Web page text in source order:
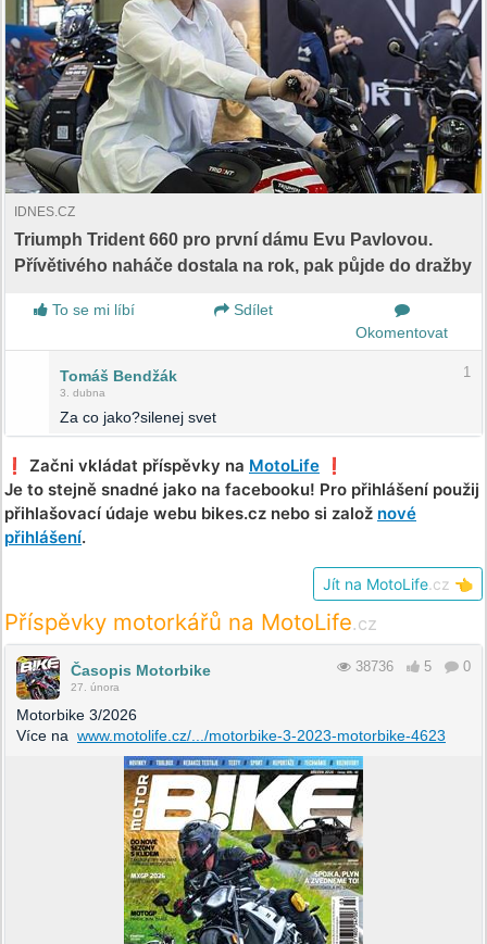
IDNES.CZ
Triumph Trident 660 pro první dámu Evu Pavlovou.
Přívětivého naháče dostala na rok, pak půjde do dražby
To se mi líbí
Sdílet
Okomentovat
Tomáš Bendžák
3. dubna
1
Za co jako?silenej svet
❗️ Začni vkládat příspěvky na MotoLife ❗️
Je to stejně snadné jako na facebooku! Pro přihlášení použij
přihlašovací údaje webu bikes.cz nebo si založ nové
přihlášení.
Jít na MotoLife .cz 👈
Příspěvky motorkářů na MotoLife.cz
Časopis Motorbike
27. února
38736 5 0
Motorbike 3/2026
Více na www.motolife.cz/.../motorbike-3-2023-motorbike-4623